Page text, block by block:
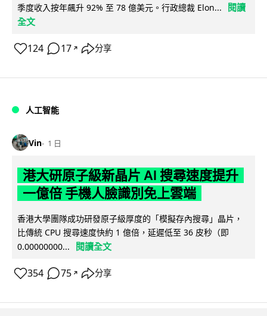
季度收入按年飆升 92% 至 78 億美元。行政總裁 Elon...
閱讀
全文
124 17 ↗ 分享
人工智能
Vin 1 日
港大研原子級新晶片 AI 搜尋速度提升
一億倍 手機人臉識別免上雲端
香港大學團隊成功研發原子級厚度的「模擬存內搜尋」晶片，
比傳統 CPU 搜尋速度快約 1 億倍，延遲低至 36 皮秒（即
0.00000000...
閱讀全文
354 75 ↗ 分享